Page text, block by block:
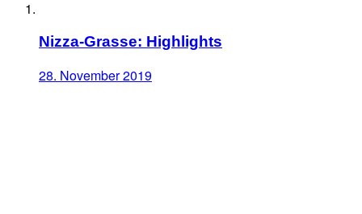
Nizza-Grasse: Highlights
28. November 2019